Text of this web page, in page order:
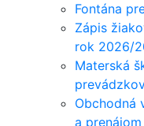
Fontána
Zápis
rok 2026/
Materská
Obchodná
a